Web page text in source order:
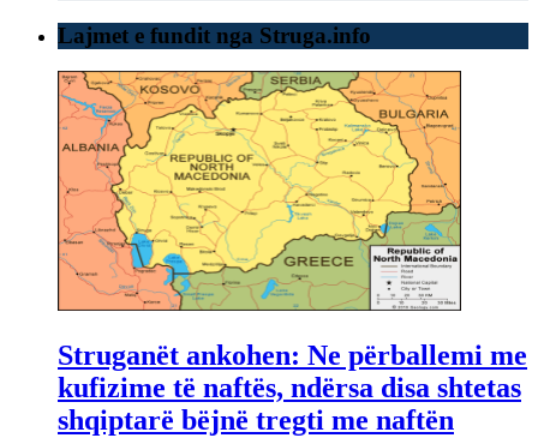
Lajmet e fundit nga Struga.info
Struganët ankohen: Ne përballemi me
kufizime të naftës, ndërsa disa shtetas
shqiptarë bëjnë tregti me naftën